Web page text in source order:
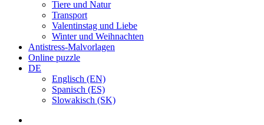
Tiere und Natur
Transport
Valentinstag und Liebe
Winter und Weihnachten
Antistress-Malvorlagen
Online puzzle
DE
Englisch (EN)
Spanisch (ES)
Slowakisch (SK)